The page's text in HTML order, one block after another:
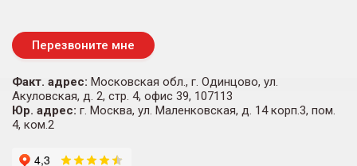
Перезвоните мне
Факт. адрес: Московская обл., г. Одинцово, ул.
Акуловская, д. 2, стр. 4, офис 39, 107113
Юр. адрес: г. Москва, ул. Маленковская, д. 14 корп.3, пом.
4, ком.2